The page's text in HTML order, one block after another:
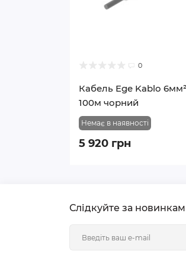
0
Кабель Ege Kablo 6мм²
100м чорний
Немає в наявності
5 920 грн
Слідкуйте за